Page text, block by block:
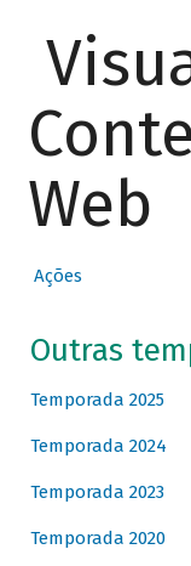
Web
Ações
Outras
Temporada 2025
Temporada 2024
Temporada 2023
Temporada 2020